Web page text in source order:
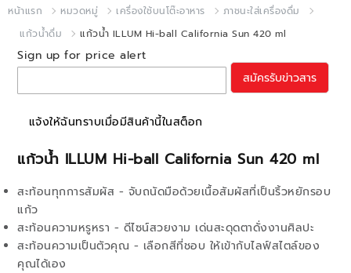
หน้าแรก หมวดหมู่ เครื่องใช้บนโต๊ะอาหาร
ภาชนะใส่เครื่องดื่ม
แก้วน้ำดื่ม
แก้วน้ำ ILLUM Hi-ball California Sun 420 ml
แก้วน้ำ ILLUM Hi-ball California Sun 420 ml
สะท้อนทุกการสัมผัส - จับถนัดมือด้วยเนื้อสัมผัสที่เป็นริ้วหยักรอบ
แก้ว
สะท้อนความหรูหรา - ดีไซน์สวยงาม เด่นสะดุดตาดั่งงานศิลปะ
สะท้อนความเป็นตัวคุณ - เลือกสีที่ชอบ ให้เข้ากับไลฟ์สไตล์ของ
คุณได้เอง
Sign up for price alert
สมัครรับข่าวสาร
แจ้งให้ฉันทราบเมื่อมีสินค้านี้ในสต็อก